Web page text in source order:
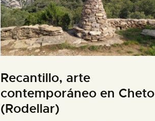
Recantillo, arte
contemporáneo en Cheto
(Rodellar)